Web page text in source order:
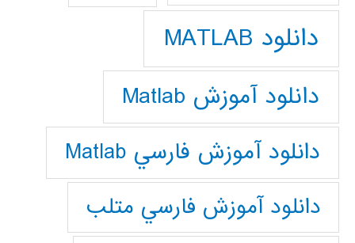
دانلود MATLAB
دانلود آموزش Matlab
دانلود آموزش فارسي Matlab
دانلود آموزش فارسي متلب